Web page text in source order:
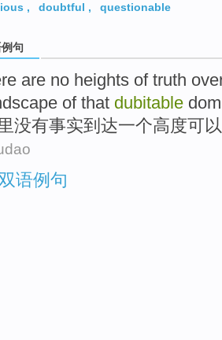
, doubtful , questionable
句
are no heights of truth
ofthat dubitable
没有事实到达一个高度可
语例句